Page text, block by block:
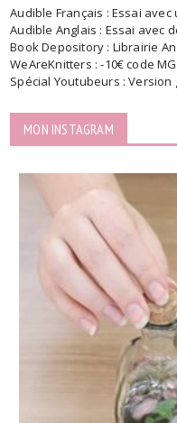
Audible Français : Essai
Audible Anglais : Essai avec
Book Depository : Librairie
WeAreKnitters : -10€ code
Spécial Youtubeurs :
MON INSTAGRAM